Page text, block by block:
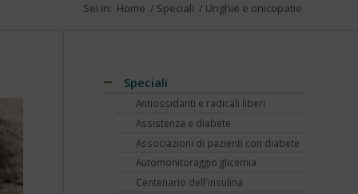
Sei in: Home / Speciali / Unghie e onicopatie
Speciali
Antiossidanti e radicali liberi
Assistenza e diabete
Associazioni di pazienti con diabete
Automonitoraggio glicemia
Centenario dell'insulina